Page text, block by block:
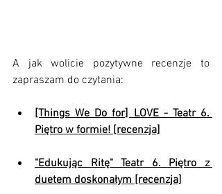
A jak wolicie pozytywne recenzje to
zapraszam do czytania:
[Things We Do for] LOVE - Teatr 6.
Piętro w formie! [recenzja]
"Edukując Ritę" Teatr 6. Piętro z
duetem doskonałym [recenzja]